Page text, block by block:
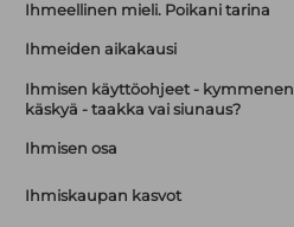
Ihmeellinen mieli. Poikani tarina
Ihmeiden aikakausi
Ihmisen käyttöohjeet - kymmenen
käskyä - taakka vai siunaus?
Ihmisen osa
Ihmiskaupan kasvot